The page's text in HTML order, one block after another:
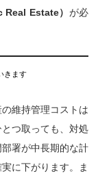
Estate） が必
きます
維持管理コストは
つ取っても、対処
署が中長期的な計
に下がります。ま